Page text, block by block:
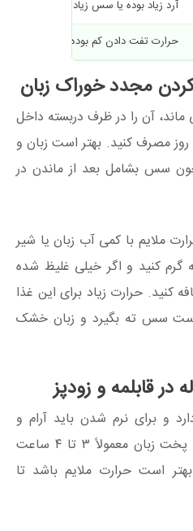
آرد زیاد بوده یا سس زیاد روی حرارت
حرارت تفت دادن کم بوده
مجدد خوراک زبان
ماند، آن را در ظرف دربسته داخل
یخچال بگذارید و حداکثر تا ۳ روز مصرف کنید. بهتر است زبان و
سس بشامل بعد از ماندن در
ملایم با کمی آب زبان یا شیر
کنید و اگر خیلی غلیظ شده
کنید. حرارت زیاد برای این غذا
سس ته بگیرد و زبان خشک
قابلمه و زودپز
و برای نرم شدن باید آرام و
کامل بپزد. در قابلمه معمولی، پخت زبان معمولاً ۳ تا ۴ ساعت
است حرارت ملایم باشد تا